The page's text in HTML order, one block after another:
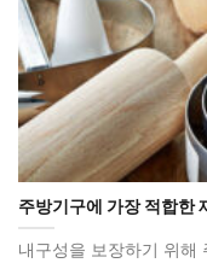
주방기구에 가장 적합한
내구성을 보장하기 위해